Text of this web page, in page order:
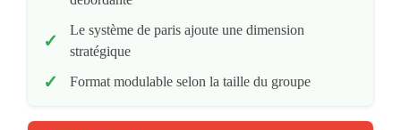
Le système de paris ajoute une dimension
stratégique
Format modulable selon la taille du groupe